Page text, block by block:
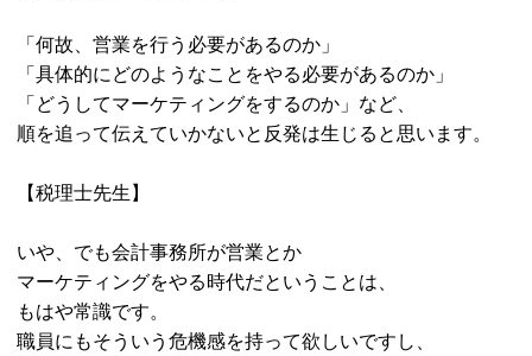
「何故、営業を行う必要があるのか」
「具体的にどのようなことをやる必要があるのか」
「どうしてマーケティングをするのか」など、
順を追って伝えていかないと反発は生じると思います。
【税理士先生】
いや、でも会計事務所が営業とか
マーケティングをやる時代だということは、
もはや常識です。
職員にもそういう危機感を持って欲しいですし、